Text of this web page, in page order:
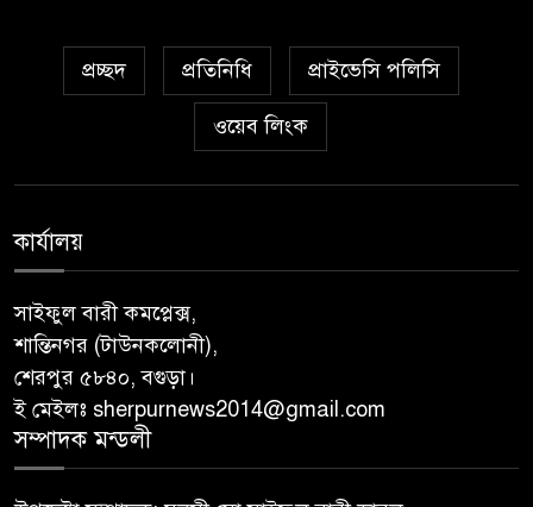
প্রচ্ছদ প্রতিনিধি প্রাইভেসি পলিসি
ওয়েব লিংক
কার্যালয়
সাইফুল বারী কমপ্লেক্স,
শান্তিনগর (টাউনকলোনী),
শেরপুর ৫৮৪০, বগুড়া।
ই মেইলঃ sherpurnews2014@gmail.com
সম্পাদক মন্ডলী